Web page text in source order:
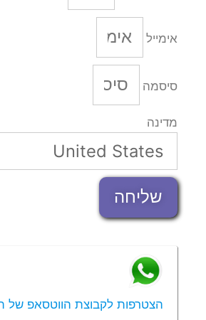
אימייל
סיסמה
מדינה
שליחה
הצטרפות לקבוצת הווטסאפ של